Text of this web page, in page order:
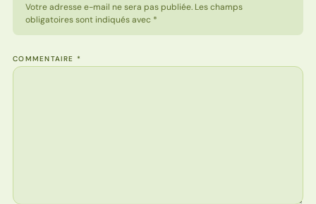
Votre adresse e-mail ne sera pas publiée. Les champs
obligatoires sont indiqués avec *
COMMENTAIRE *